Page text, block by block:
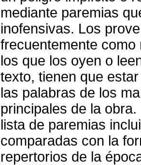
mediante paremias
inofensivas. Los
frecuentemente
los que los oyen o
texto, tienen que
las palabras de los
principales de la
lista de paremias
comparadas con la
repertorios de la